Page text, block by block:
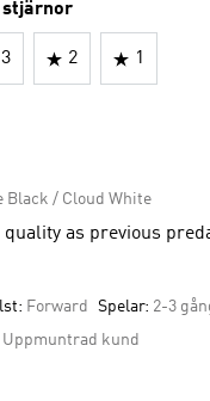
3 2 1
Black / Cloud White
quality as previous
Forward Spelar: 2-3
Uppmuntrad kund